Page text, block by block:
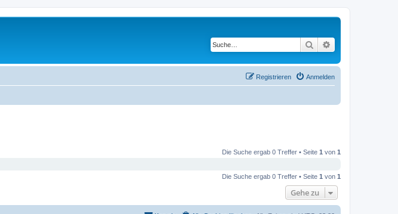
Suche
Anmelden
Registrieren
Die Suche ergab 0 Treffer • Seite 1 von 1
Die Suche ergab 0 Treffer • Seite 1 von 1
Gehe zu